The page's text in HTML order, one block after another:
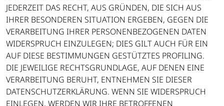
JEDERZEIT DAS RECHT, AUS GRÜNDEN, DIE SICH AUS
IHRER BESONDEREN SITUATION ERGEBEN, GEGEN DIE
VERARBEITUNG IHRER PERSONENBEZOGENEN DATEN
WIDERSPRUCH EINZULEGEN; DIES GILT AUCH FÜR EIN
AUF DIESE BESTIMMUNGEN GESTÜTZTES PROFILING.
DIE JEWEILIGE RECHTSGRUNDLAGE, AUF DENEN EINE
VERARBEITUNG BERUHT, ENTNEHMEN SIE DIESER
DATENSCHUTZERKLÄRUNG. WENN SIE WIDERSPRUCH
EINLEGEN, WERDEN WIR IHRE BETROFFENEN